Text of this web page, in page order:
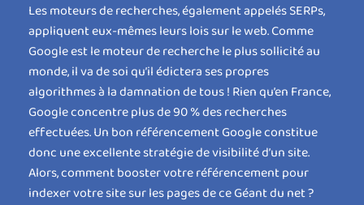
Les moteurs de recherches, également appelés SERPs,
appliquent eux-mêmes leurs lois sur le web. Comme
Google est le moteur de recherche le plus sollicité au
monde, il va de soi qu’il édictera ses propres
algorithmes à la damnation de tous ! Rien qu’en France,
Google concentre plus de 90 % des recherches
effectuées. Un bon référencement Google constitue
donc une excellente stratégie de visibilité d’un site.
Alors, comment booster votre référencement pour
indexer votre site sur les pages de ce Géant du net ?